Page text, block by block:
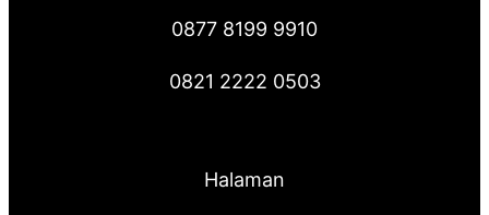
0877 8199 9910
0821 2222 0503
Halaman